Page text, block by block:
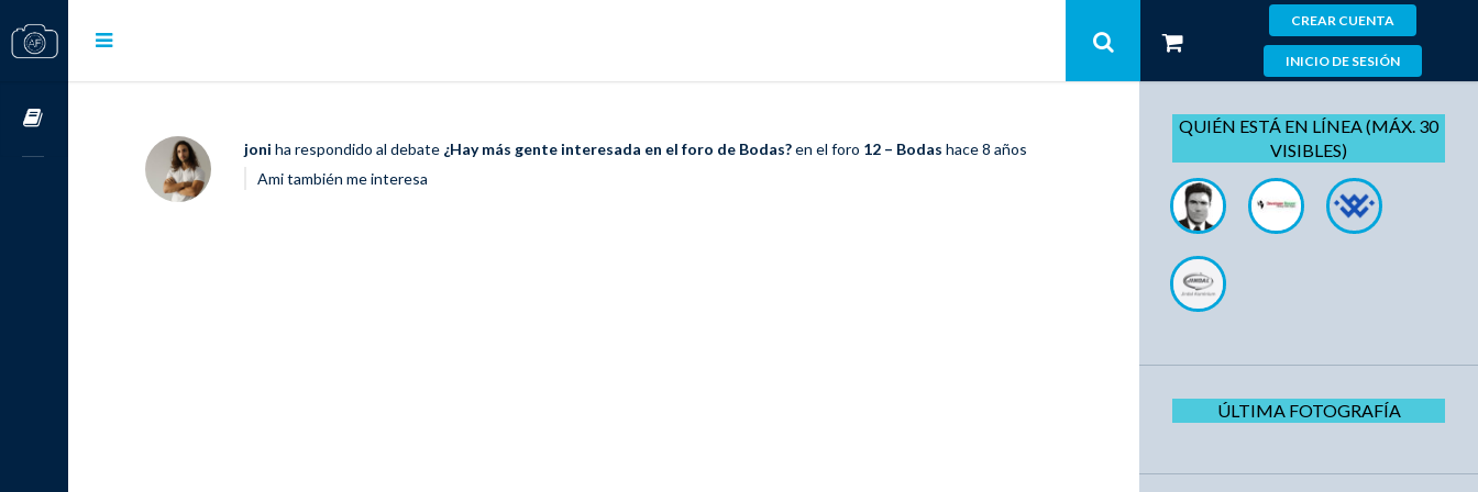
CREAR CUENTA
INICIO DE SESIÓN
joni ha respondido al debate ¿Hay más gente interesada en el foro de Bodas?en el foro 12 – Bodas hace 8 años
Ami también me interesa
QUIÉN ESTÁ EN LÍNEA (MÁX. 30
VISIBLES)
ÚLTIMA FOTOGRAFÍA